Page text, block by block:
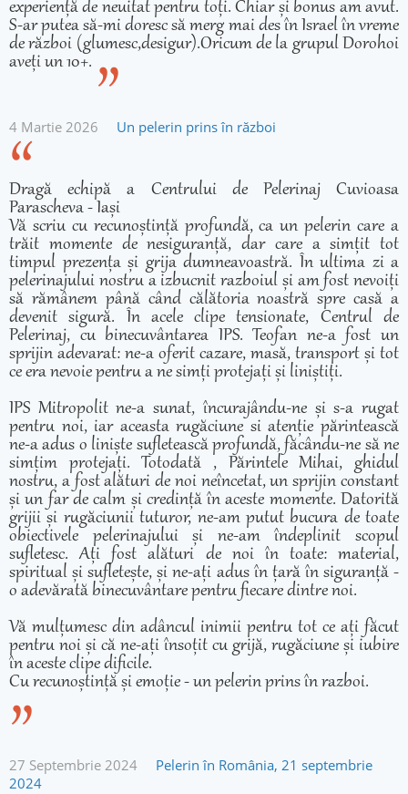
experiență de neuitat pentru toți. Chiar și bonus am avut.
S-ar putea să-mi doresc să merg mai des în Israel în vreme
de război (glumesc,desigur).Oricum de la grupul Dorohoi
aveți un 10+.
4 Martie 2026 Un pelerin prins în război
Dragă echipă a Centrului de Pelerinaj Cuvioasa
Parascheva - Iași
Vă scriu cu recunoștință profundă, ca un pelerin care a
trăit momente de nesiguranță, dar care a simțit tot
timpul prezența și grija dumneavoastră. În ultima zi a
pelerinajului nostru a izbucnit razboiul și am fost nevoiți
să rămânem până când călătoria noastră spre casă a
devenit sigură. În acele clipe tensionate, Centrul de
Pelerinaj, cu binecuvântarea IPS. Teofan ne-a fost un
sprijin adevarat: ne-a oferit cazare, masă, transport și tot
ce era nevoie pentru a ne simți protejați și liniștiți.
IPS Mitropolit ne-a sunat, încurajându-ne și s-a rugat
pentru noi, iar aceasta rugăciune si atenție părintească
ne-a adus o liniște sufletească profundă, făcându-ne să ne
simțim protejați. Totodată , Părintele Mihai, ghidul
nostru, a fost alături de noi neîncetat, un sprijin constant
și un far de calm și credință în aceste momente. Datorită
grijii și rugăciunii tuturor, ne-am putut bucura de toate
obiectivele pelerinajului și ne-am îndeplinit scopul
sufletesc. Ați fost alături de noi în toate: material,
spiritual și sufletește, și ne-ați adus în țară în siguranță -
o adevărată binecuvântare pentru fiecare dintre noi.
Vă mulțumesc din adâncul inimii pentru tot ce ați făcut
pentru noi și că ne-ați însoțit cu grijă, rugăciune și iubire
în aceste clipe dificile.
Cu recunoștință și emoție - un pelerin prins în razboi.
27 Septembrie 2024
Pelerin în România, 21 septembrie
2024